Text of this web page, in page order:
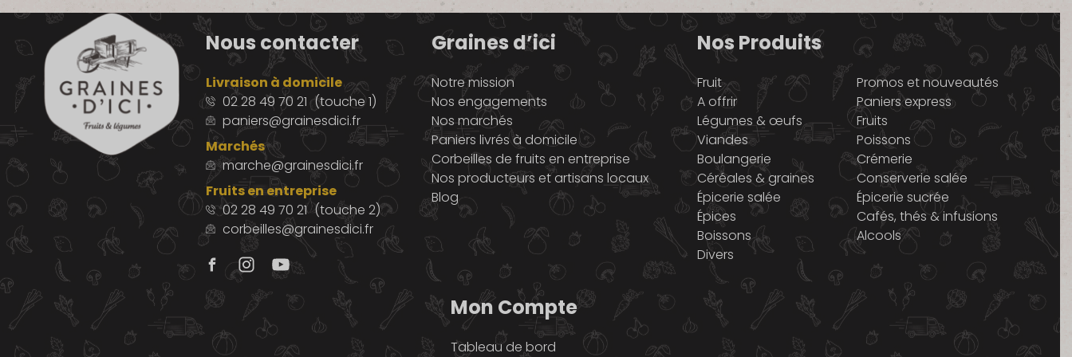
Nous contacter
Livraison à domicile
02 28 49 70 21 (touche 1)
paniers@grainesdici.fr
Marchés
marche@grainesdici.fr
Fruits en entreprise
02 28 49 70 21 (touche 2)
corbeilles@grainesdici.fr
Graines d’ici
Notre mission
Nos engagements
Nos marchés
Paniers livrés à domicile
Corbeilles de fruits en entreprise
Nos producteurs et artisans locaux
Blog
Nos Produits
Fruit
Promos et nouveautés
A offrir
Paniers express
Légumes & œufs
Fruits
Viandes
Poissons
Boulangerie
Crémerie
Céréales & graines
Conserverie salée
Épicerie salée
Épicerie sucrée
Épices
Cafés, thés & infusions
Boissons
Alcools
Divers
Mon Compte
Tableau de bord